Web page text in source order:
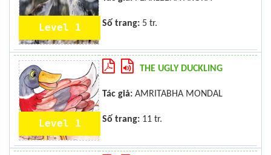
Level 1 Số trang: 5 tr.
Level 1
THE UGLY DUCKLING
Tác giả: AMRITABHA MONDAL
Số trang: 11 tr.